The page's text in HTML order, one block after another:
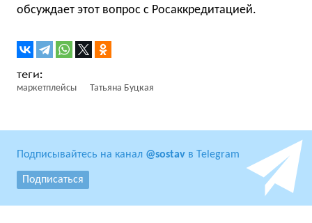
обсуждает этот вопрос с Росаккредитацией.
маркетплейсы Татьяна Буцкая
Подписывайтесь на канал @sostav в Telegram
Подписаться